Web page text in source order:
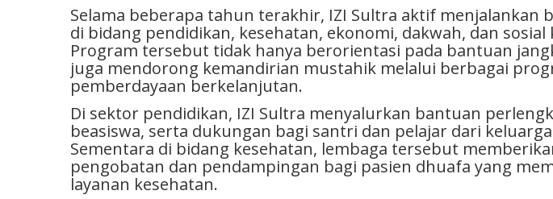
Selama beberapa tahun terakhir, IZI Sultra aktif menjalankan
di bidang pendidikan, kesehatan, ekonomi, dakwah, dan sosial
Program tersebut tidak hanya berorientasi pada bantuan
juga mendorong kemandirian mustahik melalui berbagai
pemberdayaan berkelanjutan.
Di sektor pendidikan, IZI Sultra menyalurkan bantuan
beasiswa, serta dukungan bagi santri dan pelajar dari
Sementara di bidang kesehatan, lembaga tersebut
pengobatan dan pendampingan bagi pasien dhuafa yang
layanan kesehatan.